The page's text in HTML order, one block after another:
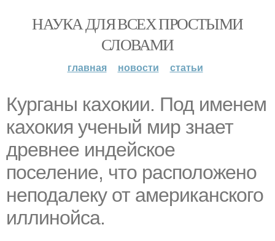
НАУКА ДЛЯ ВСЕХ ПРОСТЫМИ
СЛОВАМИ
главная новости статьи
Курганы кахокии. Под именем
кахокия ученый мир знает
древнее индейское
поселение, что расположено
неподалеку от американского
иллинойса.